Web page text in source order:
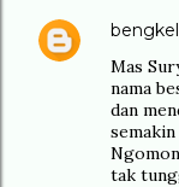
Mas
nama
dan
tak